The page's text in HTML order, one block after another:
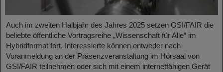
Auch im zweiten Halbjahr des Jahres 2025 setzen GSI/FAIR die
beliebte öffentliche Vortragsreihe „Wissenschaft für Alle“ im
Hybridformat fort. Interessierte können entweder nach
Voranmeldung an der Präsenzveranstaltung im Hörsaal von
GSI/FAIR teilnehmen oder sich mit einem internetfähigen Gerät